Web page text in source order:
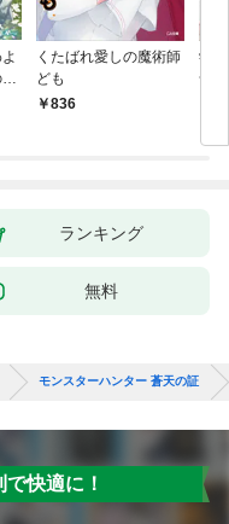
くたばれ愛しの魔術師
ども
836
学
命
ランキング
無料
モンスターハンター 蒼天の証
快適に！